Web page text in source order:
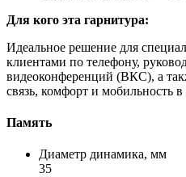
Для кого эта гарнитура:
Идеальное решение для
клиентами по телефону,
видеоконференций (ВКС), а
связь, комфорт и мобильность в
Память
Диаметр динамика, мм
35